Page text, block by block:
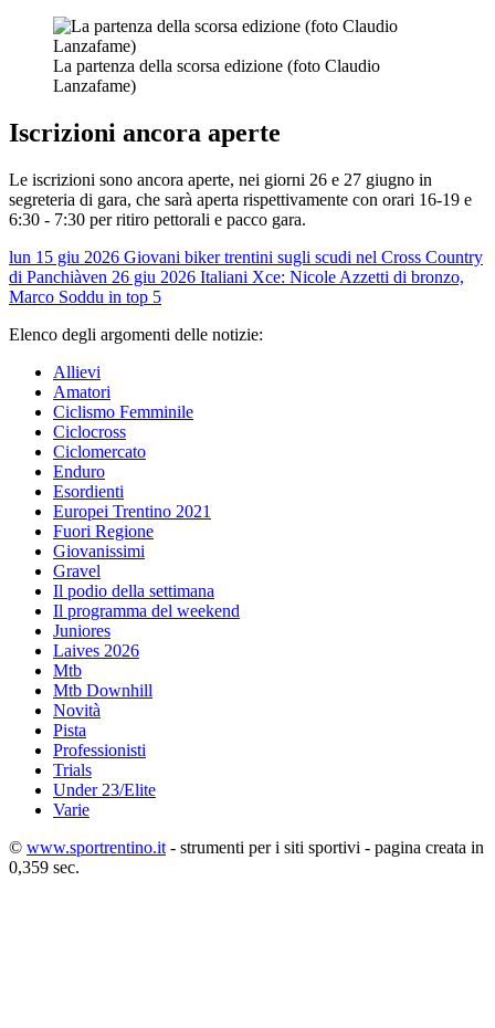
La partenza della scorsa edizione (foto Claudio
Lanzafame)
Iscrizioni ancora aperte
Le iscrizioni sono ancora aperte, nei giorni 26 e 27 giugno in
segreteria di gara, che sarà aperta rispettivamente con orari 16-19 e
6:30 - 7:30 per ritiro pettorali e pacco gara.
lun 15 giu 2026 Giovani biker trentini sugli scudi nel Cross Country
di Panchiàven 26 giu 2026 Italiani Xce: Nicole Azzetti di bronzo,
Marco Soddu in top 5
Elenco degli argomenti delle notizie:
Allievi
Amatori
Ciclismo Femminile
Ciclocross
Ciclomercato
Enduro
Esordienti
Europei Trentino 2021
Fuori Regione
Giovanissimi
Gravel
Il podio della settimana
Il programma del weekend
Juniores
Laives 2026
Mtb
Mtb Downhill
Novità
Pista
Professionisti
Trials
Under 23/Elite
Varie
© www.sportrentino.it - strumenti per i siti sportivi - pagina creata in
0,359 sec.